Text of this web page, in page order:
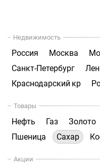
Недвижимость
Россия Москва
Санкт-Петербург
Краснодарский кр
Товары
Нефть Газ Золото
Пшеница
Сахар
Акции